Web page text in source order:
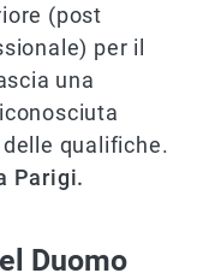
(post
per il
una
delle qualifiche.
Parigi.
Duomo